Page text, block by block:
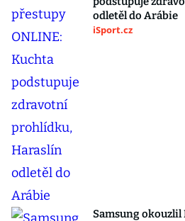
odletěl do Arábie
iSport.cz
Samsung